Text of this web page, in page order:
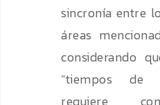
sincronía entre
áreas
considerando
“tiempos de